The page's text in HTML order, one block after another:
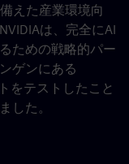
えた産業環境向
は、完全にAI
ための戦略的パー
ゲンにある
をテストしたこと
した。